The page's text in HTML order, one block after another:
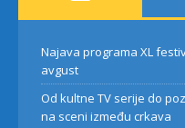
Najava programa XL
avgust
Od kultne TV serije do
na sceni između crkava